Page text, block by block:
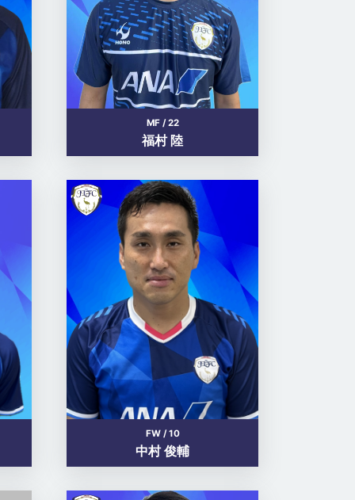
MF / 22
福村 陸
FW / 10
中村 俊輔